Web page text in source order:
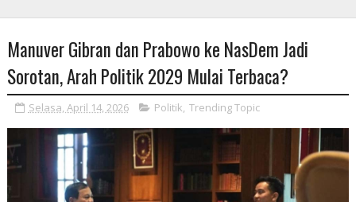
Manuver Gibran dan Prabowo ke NasDem Jadi
Sorotan, Arah Politik 2029 Mulai Terbaca?
Selasa, April 14, 2026 Politik, Trending Topic